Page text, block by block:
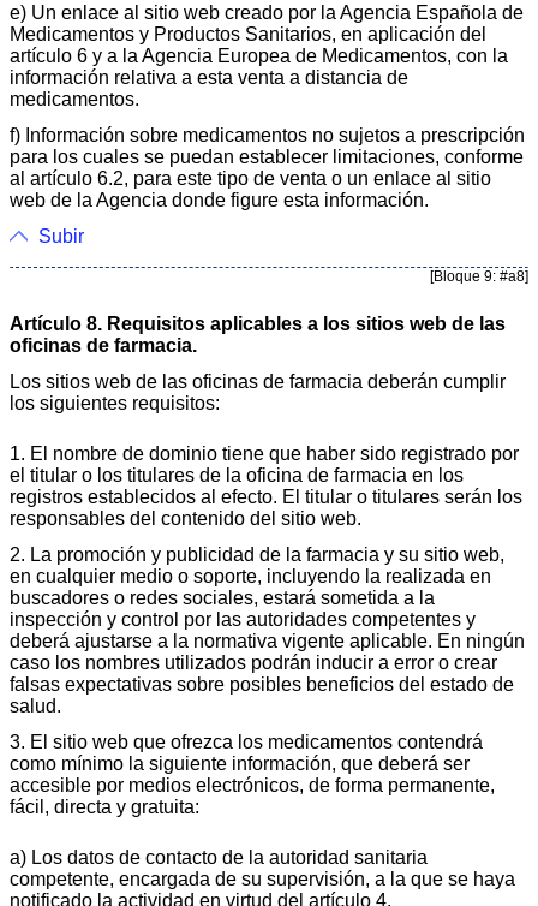
e) Un enlace al sitio web creado por la Agencia Española de
Medicamentos y Productos Sanitarios, en aplicación del
artículo 6 y a la Agencia Europea de Medicamentos, con la
información relativa a esta venta a distancia de
medicamentos.
f) Información sobre medicamentos no sujetos a prescripción
para los cuales se puedan establecer limitaciones, conforme
al artículo 6.2, para este tipo de venta o un enlace al sitio
web de la Agencia donde figure esta información.
Subir
[Bloque 9: #a8]
Artículo 8. Requisitos aplicables a los sitios web de las
oficinas de farmacia.
Los sitios web de las oficinas de farmacia deberán cumplir
los siguientes requisitos:
1. El nombre de dominio tiene que haber sido registrado por
el titular o los titulares de la oficina de farmacia en los
registros establecidos al efecto. El titular o titulares serán los
responsables del contenido del sitio web.
2. La promoción y publicidad de la farmacia y su sitio web,
en cualquier medio o soporte, incluyendo la realizada en
buscadores o redes sociales, estará sometida a la
inspección y control por las autoridades competentes y
deberá ajustarse a la normativa vigente aplicable. En ningún
caso los nombres utilizados podrán inducir a error o crear
falsas expectativas sobre posibles beneficios del estado de
salud.
3. El sitio web que ofrezca los medicamentos contendrá
como mínimo la siguiente información, que deberá ser
accesible por medios electrónicos, de forma permanente,
fácil, directa y gratuita:
a) Los datos de contacto de la autoridad sanitaria
competente, encargada de su supervisión, a la que se haya
notificado la actividad en virtud del artículo 4.